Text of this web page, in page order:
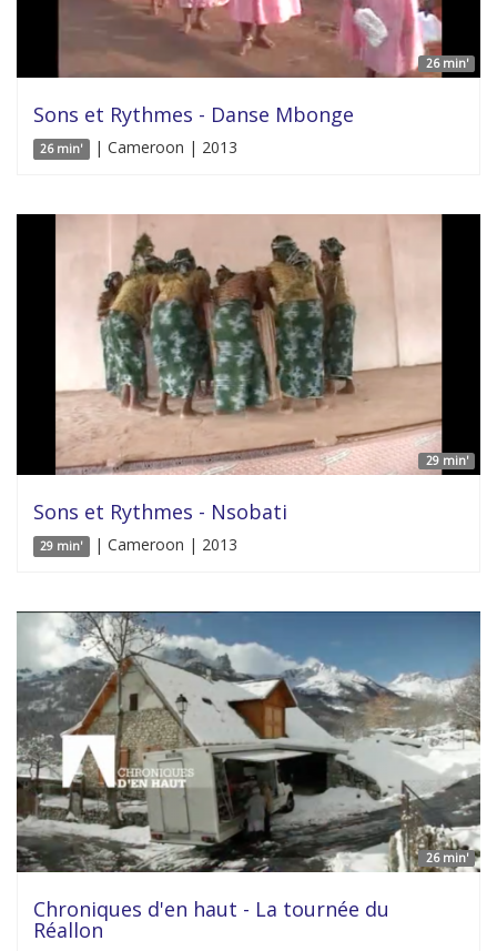
26 min'
Sons et Rythmes - Danse Mbonge
26 min' | Cameroon | 2013
29 min'
Sons et Rythmes - Nsobati
29 min' | Cameroon | 2013
26 min'
Chroniques d'en haut - La tournée du
Réallon